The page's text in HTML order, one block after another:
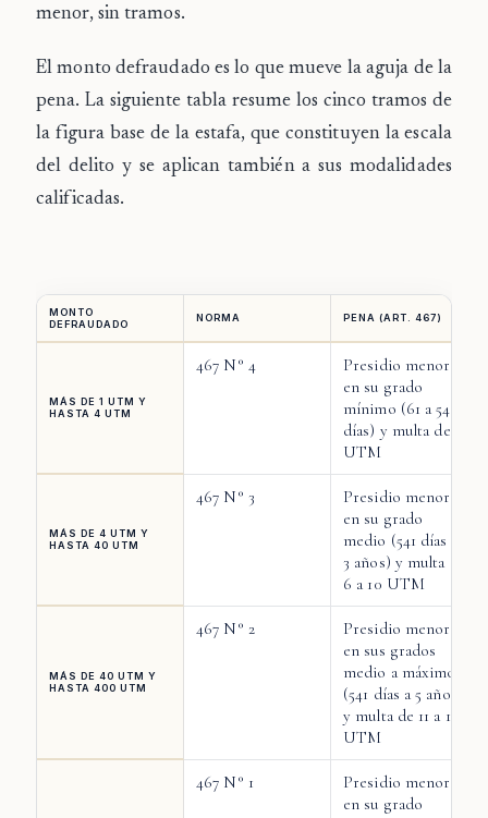
menor, sin tramos.
El monto defraudado es lo que mueve la aguja de la
pena. La siguiente tabla resume los cinco tramos de
la figura base de la estafa, que constituyen la escala
del delito y se aplican también a sus modalidades
calificadas.
MONTO
DEFRAUDADO
NORMA PENA (ART. 467)
MÁS DE 1 UTM Y
HASTA 4 UTM
467 N° 4
Presidio menor
en su grado
mínimo (61 a 540
días) y multa de 5
UTM
MÁS DE 4 UTM Y
HASTA 40 UTM
467 N° 3
Presidio menor
en su grado
medio (541 días a
3 años) y multa de
6 a 10 UTM
MÁS DE 40 UTM Y
HASTA 400 UTM
467 N° 2
Presidio menor
en sus grados
medio a máximo
(541 días a 5 años)
y multa de 11 a 15
UTM
467 N° 1
Presidio menor
en su grado